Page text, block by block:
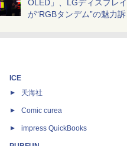
OLED」、LGディスプレイ
が“RGBタンデム”の魅力訴
ICE
天海社
Comic curea
impress QuickBooks